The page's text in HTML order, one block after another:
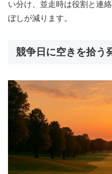
い分け、並走時は役割と連
ぼしが減ります。
競争日に空きを拾う